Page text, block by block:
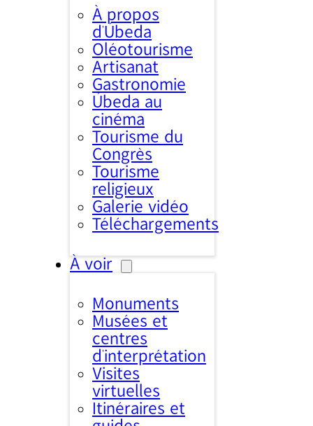
À propos
d’Úbeda
Oléotourisme
Artisanat
Gastronomie
Úbeda au
cinéma
Tourisme du
Congrès
Tourisme
religieux
Galerie vidéo
Téléchargements
À voir
Monuments
Musées et
centres
d’interprétation
Visites
virtuelles
Itinéraires et